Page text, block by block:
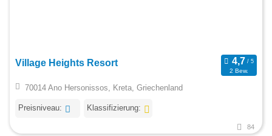
Village Heights Resort
2 Bew.
70014 Ano Hersonissos, Kreta, Griechenland
Preisniveau: Klassifizierung:
84